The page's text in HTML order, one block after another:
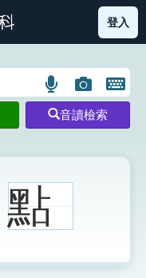
部首索引表圖示
登入
語
言
搜
示
圖
片
搜
開
鍵
圖
音讀檢索
點